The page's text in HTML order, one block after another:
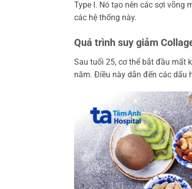
Type I. Nó tạo nên các sợi võng
các hệ thống này.
Quá trình suy giảm
Sau tuổi 25, cơ thể bắt đầu mất
năm. Điều này dẫn đến các dấu